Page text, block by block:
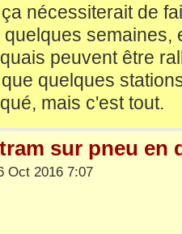
nécessiterait de
semaines,
peuvent être
quelques
mais c'est tout.
sur pneu en
Oct 2016 7:07